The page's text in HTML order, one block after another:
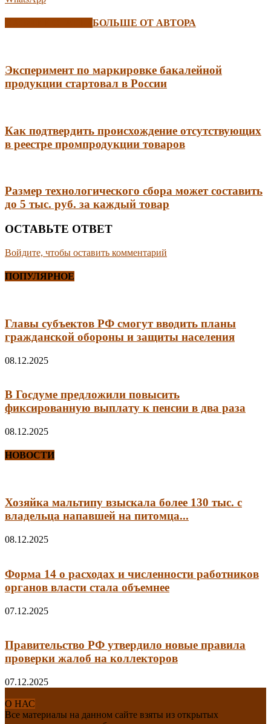
БОЛЬШЕ ОТ АВТОРА
Эксперимент по маркировке бакалейной
продукции стартовал в России
Как подтвердить происхождение отсутствующих
в реестре промпродукции товаров
Размер технологического сбора может составить
до 5 тыс. руб. за каждый товар
ОСТАВЬТЕ ОТВЕТ
Войдите, чтобы оставить комментарий
ПОПУЛЯРНОЕ
Главы субъектов РФ смогут вводить планы
гражданской обороны и защиты населения
08.12.2025
В Госдуме предложили повысить
фиксированную выплату к пенсии в два раза
08.12.2025
НОВОСТИ
Хозяйка мальтипу взыскала более 130 тыс. с
владельца напавшей на питомца...
08.12.2025
Форма 14 о расходах и численности работников
органов власти стала объемнее
07.12.2025
Правительство РФ утвердило новые правила
проверки жалоб на коллекторов
07.12.2025
О НАС
Все материалы на данном сайте взяты из открытых